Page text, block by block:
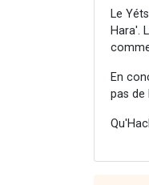
Le
Hara'.
En
pas de